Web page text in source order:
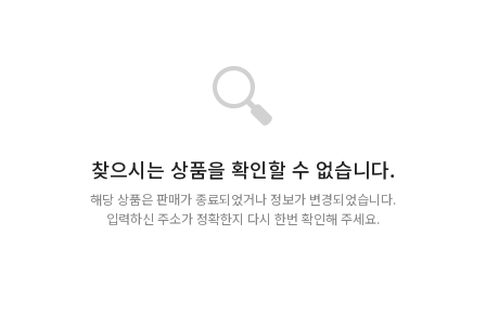
🔍
찾으시는 상품을 확인할 수 없습니다.
해당 상품은 판매가 종료되었거나 정보가 변경되었습니다.
입력하신 주소가 정확한지 다시 한번 확인해 주세요.